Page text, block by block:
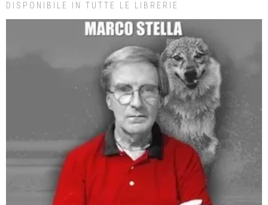
DISPONIBILE IN TUTTE LE LIBRERIE